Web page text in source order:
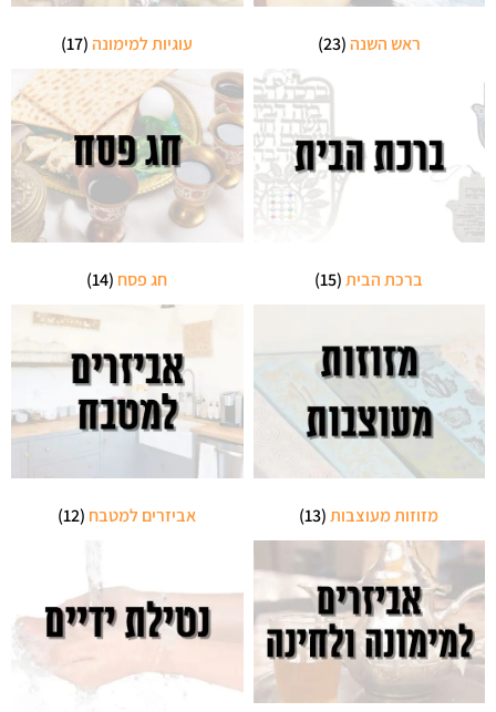
ראש השנה(23) עוגיות למימונה(17)
ברכת הבית(15) חג פסח (14)
מזוזות מעוצבות(13) אביזרים למטבח (12)